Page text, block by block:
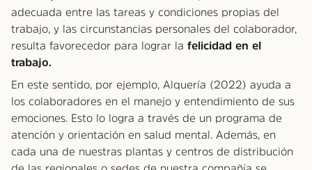
adecuada entre las tareas y condiciones propias del
trabajo, y las circunstancias personales del colaborador,
resulta favorecedor para lograr la felicidad en el
trabajo.
En este sentido, por ejemplo, Alquería (2022) ayuda a
los colaboradores en el manejo y entendimiento de sus
emociones. Esto lo logra a través de un programa de
atención y orientación en salud mental. Además, en
cada una de nuestras plantas y centros de distribución
de las regionales o sedes de nuestra compañía se